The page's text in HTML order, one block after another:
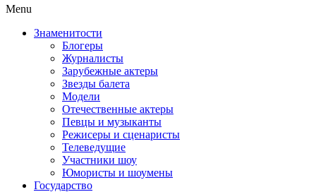
Menu
Знаменитости
Блогеры
Журналисты
Зарубежные актеры
Звезды балета
Модели
Отечественные актеры
Певцы и музыканты
Режисеры и сценаристы
Телеведущие
Участники шоу
Юмористы и шоумены
Государство